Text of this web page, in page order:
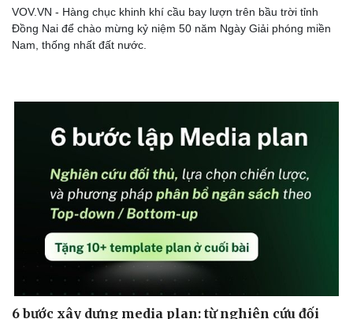
Săn Tour
Đọc truyện đêm khuya
Kể chuyện cho bé
Hạt giống tâm hồn
VOV.VN - Hàng chục khinh khí cầu bay lượn trên bầu trời tỉnh
Đồng Nai để chào mừng kỷ niệm 50 năm Ngày Giải phóng miền
Nam, thống nhất đất nước.
6 bước xây dựng media plan: từ nghiên cứu đối